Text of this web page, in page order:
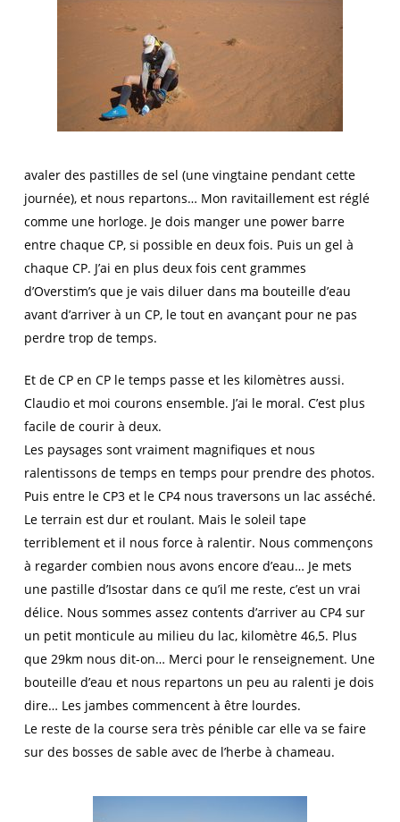
avaler des pastilles de sel (une vingtaine pendant cette
journée), et nous repartons… Mon ravitaillement est réglé
comme une horloge. Je dois manger une power barre
entre chaque CP, si possible en deux fois. Puis un gel à
chaque CP. J’ai en plus deux fois cent grammes
d’Overstim’s que je vais diluer dans ma bouteille d’eau
avant d’arriver à un CP, le tout en avançant pour ne pas
perdre trop de temps.
Et de CP en CP le temps passe et les kilomètres aussi.
Claudio et moi courons ensemble. J’ai le moral. C’est plus
facile de courir à deux.
Les paysages sont vraiment magnifiques et nous
ralentissons de temps en temps pour prendre des photos.
Puis entre le CP3 et le CP4 nous traversons un lac asséché.
Le terrain est dur et roulant. Mais le soleil tape
terriblement et il nous force à ralentir. Nous commençons
à regarder combien nous avons encore d’eau… Je mets
une pastille d’Isostar dans ce qu’il me reste, c’est un vrai
délice. Nous sommes assez contents d’arriver au CP4 sur
un petit monticule au milieu du lac, kilomètre 46,5. Plus
que 29km nous dit-on… Merci pour le renseignement. Une
bouteille d’eau et nous repartons un peu au ralenti je dois
dire… Les jambes commencent à être lourdes.
Le reste de la course sera très pénible car elle va se faire
sur des bosses de sable avec de l’herbe à chameau.